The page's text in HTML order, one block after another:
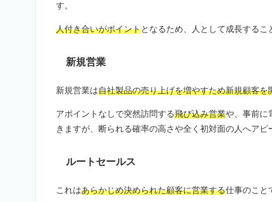
す。
人付き合いがポイントとなるため、人として成長するこ
新規営業
新規営業は自社製品の売り上げを増やすため新規顧客を
アポイントなしで突然訪問する飛び込み営業や、事前に
きますが、断られる確率の高さや全く初対面の人へア
ルートセールス
これはあらかじめ決められた顧客に営業する仕事のこと